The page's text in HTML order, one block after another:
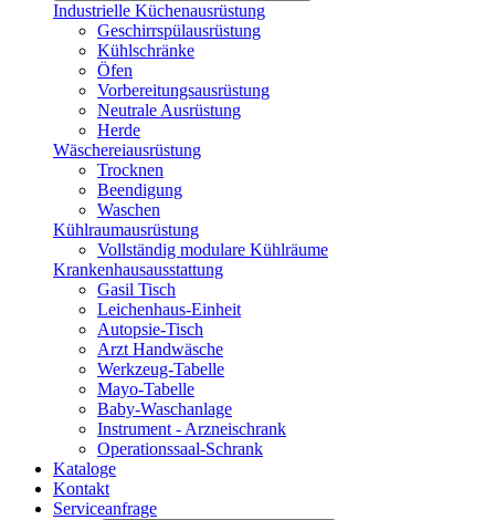
Industrielle Küchenausrüstung
Geschirrspülausrüstung
Kühlschränke
Öfen
Vorbereitungsausrüstung
Neutrale Ausrüstung
Herde
Wäschereiausrüstung
Trocknen
Beendigung
Waschen
Kühlraumausrüstung
Vollständig modulare Kühlräume
Krankenhausausstattung
Gasil Tisch
Leichenhaus-Einheit
Autopsie-Tisch
Arzt Handwäsche
Werkzeug-Tabelle
Mayo-Tabelle
Baby-Waschanlage
Instrument - Arzneischrank
Operationssaal-Schrank
Kataloge
Kontakt
Serviceanfrage